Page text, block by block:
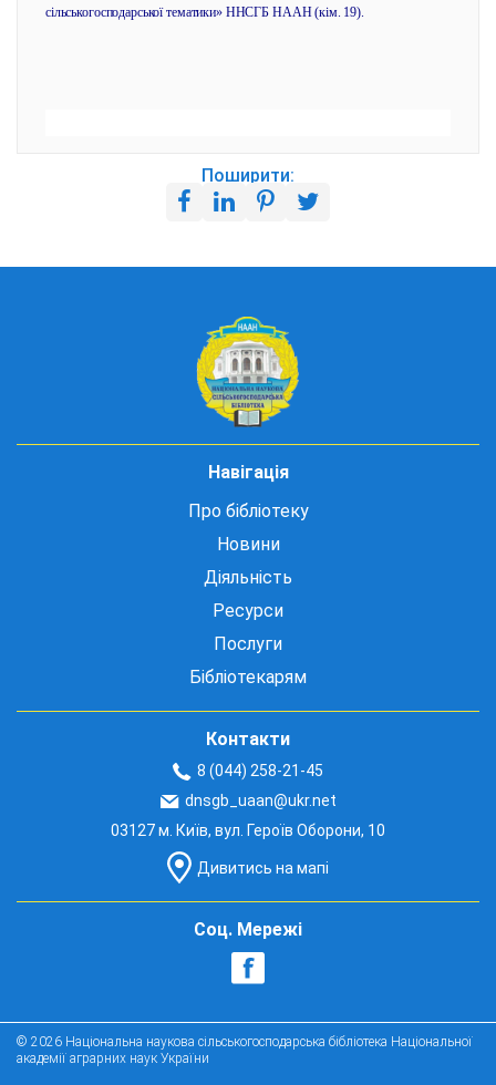
сільськогосподарської тематики» ННСГБ НААН (кім. 19).
Поширити:
Навігація
Про бібліотеку
Новини
Діяльність
Ресурси
Послуги
Бібліотекарям
Контакти
8 (044) 258-21-45
dnsgb_uaan@ukr.net
03127 м. Київ, вул. Героїв Оборони, 10
Дивитись на мапі
Соц. Мережі
© 2026 Національна наукова сільськогосподарська бібліотека Національної
академії аграрних наук України